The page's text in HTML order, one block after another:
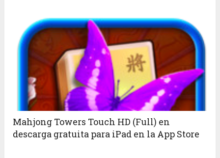
Mahjong Towers Touch HD (Full) en
descarga gratuita para iPad en la App Store